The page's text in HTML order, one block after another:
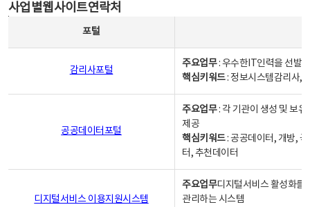
사업별웹사이트연락처
포털
감리사포털
주요업무: 우수한IT인력을 선발
핵심키워드: 정보시스템감리사,
공공데이터포털
주요업무: 각 기관이 생성 및 보
제공
핵심키워드: 공공데이터, 개방,
터, 추천데이터
디지털서비스 이용지원시스템
주요업무디지털서비스 활성화를
관리하는 시스템